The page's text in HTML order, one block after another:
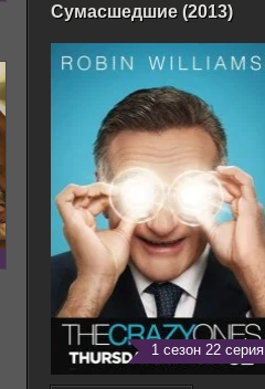
Сумасшедшие (2013)
1 сезон 22 серия